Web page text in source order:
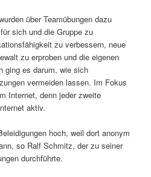
über Teamübungen dazu
sich und die Gruppe zu
zu verbessern, neue
zu erproben und die eigenen
ging es darum, wie sich
vermeiden lassen. Im Fokus
Internet, denn jeder zweite
aktiv.
hoch, weil dort anonym
so Ralf Schmitz, der zu seiner
durchführte.